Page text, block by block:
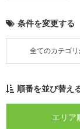
条件を変更する
全てのカテゴ
順番を並び替え
エリア